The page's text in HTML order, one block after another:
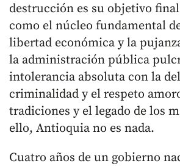
destrucción es su objetivo
como el núcleo fundamental
libertad económica y la
la administración pública
intolerancia absoluta con la
criminalidad y el respeto
tradiciones y el legado de los
ello, Antioquia no es nada.
Cuatro años de un gobierno